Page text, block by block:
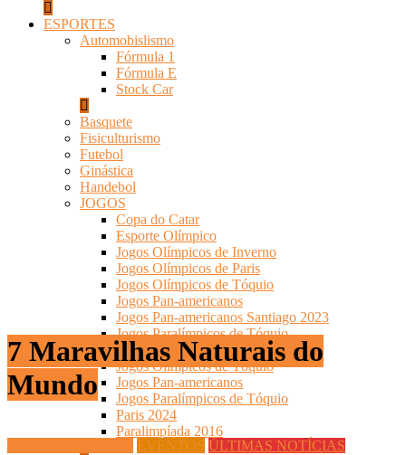
ESPORTES
Automobislismo
Fórmula 1
Fórmula E
Stock Car
Basquete
Fisiculturismo
Futebol
Ginástica
Handebol
JOGOS
Copa do Catar
Esporte Olímpico
Jogos Olímpicos de Inverno
Jogos Olímpicos de Paris
Jogos Olímpicos de Tóquio
Jogos Pan-americanos
Jogos Pan-americanos Santiago 2023
Jogos Paralímpicos de Tóquio
Olimpíadas-2016
Jogos Olímpicos de Tóquio
Jogos Pan-americanos
Jogos Paralímpicos de Tóquio
Paris 2024
Paralimpíada 2016
7 Maravilhas Naturais do
Mundo
EVENTOS ÚLTIMAS NOTÍCIAS